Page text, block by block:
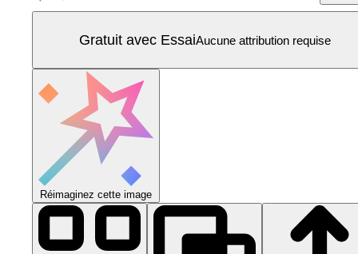
Gratuit avec EssaiAucune attribution requise
Réimaginez cette image